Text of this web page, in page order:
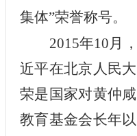
集体”荣誉称号。
2015年10月
近平在北京人民
荣是国家对黄仲
教育基金会长年